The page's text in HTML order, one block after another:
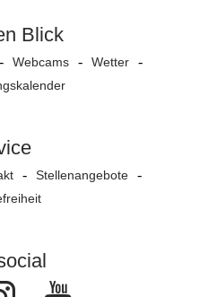
Blick
Webcams
Wetter
Stellenangebote
Instagram